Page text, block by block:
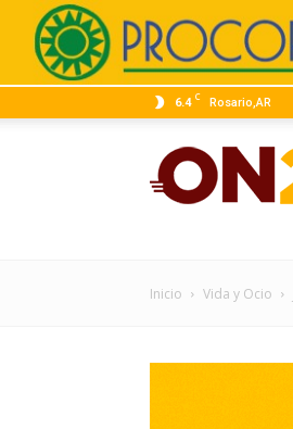
6.4 C Rosario,AR
Inicio Vida y Ocio